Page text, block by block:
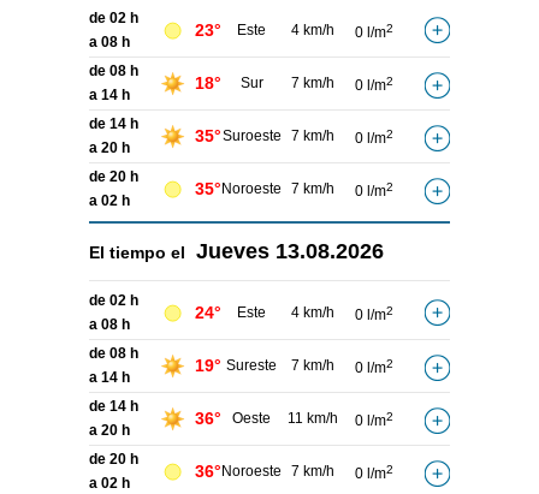
de 02 h
a 08 h
23° Este 4 km/h 0 l/m2
de 08 h
a 14 h
18° Sur 7 km/h 0 l/m2
de 14 h
a 20 h
35°Suroeste 7 km/h 0 l/m2
de 20 h
a 02 h
35° Noroeste 7 km/h 0 l/m2
El tiempo el Jueves 13.08.2026
de 02 h
a 08 h
24° Este 4 km/h 0 l/m2
de 08 h
a 14 h
19° Sureste 7 km/h 0 l/m2
de 14 h
a 20 h
36° Oeste 11 km/h 0 l/m2
de 20 h
a 02 h
36° Noroeste 7 km/h 0 l/m2